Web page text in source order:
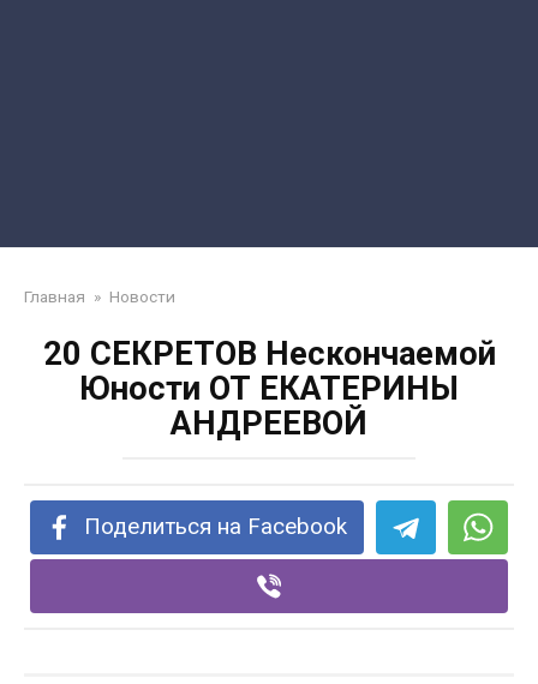
Главная » Новости
20 СЕКРЕТОВ Нескончаемой
Юности ОТ ЕКАТЕРИНЫ
АНДРЕЕВОЙ
Поделиться на Facebook